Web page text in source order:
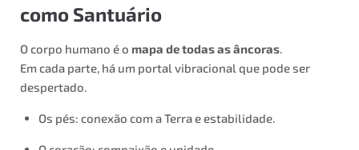
como Santuário
O corpo humano é o mapa de todas as âncoras.
Em cada parte, há um portal vibracional que pode ser
despertado.
Os pés: conexão com a Terra e estabilidade.